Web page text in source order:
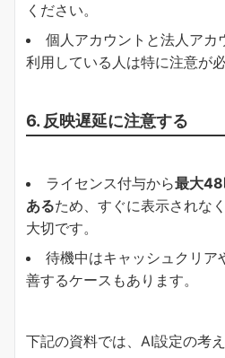
ください。
個人アカウントと法人アカ
利用している人は特に注意が必
6. 反映遅延に注意する
ライセンス付与から最大48
あるため、すぐに表示されな
大切です。
待機中はキャッシュクリア
善するケースもあります。
下記の資料では、AI設定の考